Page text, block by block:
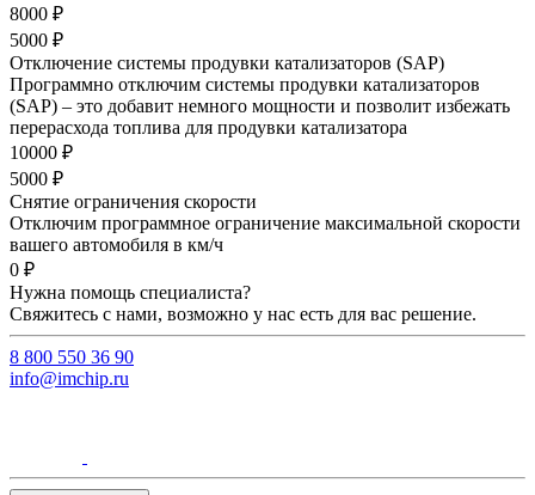
8000 ₽
5000 ₽
Отключение системы продувки катализаторов (SAP)
Программно отключим системы продувки катализаторов
(SAP) – это добавит немного мощности и позволит избежать
перерасхода топлива для продувки катализатора
10000 ₽
5000 ₽
Снятие ограничения скорости
Отключим программное ограничение максимальной скорости
вашего автомобиля в км/ч
0 ₽
Нужна помощь специалиста?
Свяжитесь с нами, возможно у нас есть для вас решение.
8 800 550 36 90
info@imchip.ru